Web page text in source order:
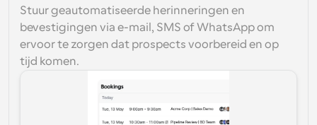
Stuur geautomatiseerde herinneringen en
bevestigingen via e-mail, SMS of WhatsApp om
ervoor te zorgen dat prospects voorbereid en op
tijd komen.